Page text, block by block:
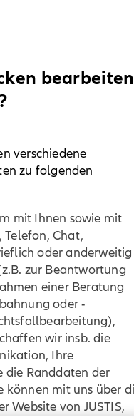
bearbeiten
verschiedene
zu folgenden
mit Ihnen sowie mit
Chat,
oder anderweitig
zur Beantwortung
einer Beratung
oder -
wir insb. die
Ihre
die Randdaten der
können mit uns über
Website von JUSTIS,